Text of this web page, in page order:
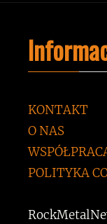
KONTAKT
O NAS
POLITYKA